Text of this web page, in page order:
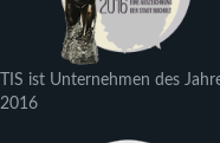
TIS ist Unternehmen des
2016